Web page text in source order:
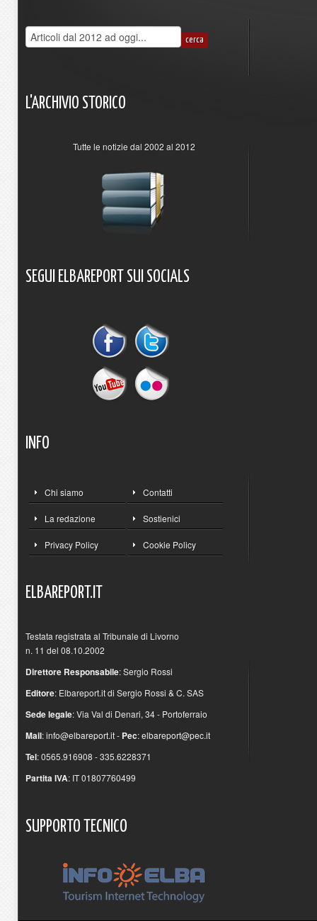
L'ARCHIVIO STORICO
Tutte le notizie dal 2002 al 2012
SEGUI ELBAREPORT SUI SOCIALS
INFO
Chi siamo Contatti
La redazione Sostienici
Privacy Policy Cookie Policy
ELBAREPORT.IT
Testata registrata al Tribunale di Livorno
n. 11 del 08.10.2002
Direttore Responsabile: Sergio Rossi
Editore: Elbareport.it di Sergio Rossi & C. SAS
Sede legale: Via Val di Denari, 34 - Portoferraio
Mail:info@elbareport.it- Pec:elbareport@pec.it
Tel: 0565.916908 - 335.6228371
Partita IVA: IT 01807760499
SUPPORTO TECNICO